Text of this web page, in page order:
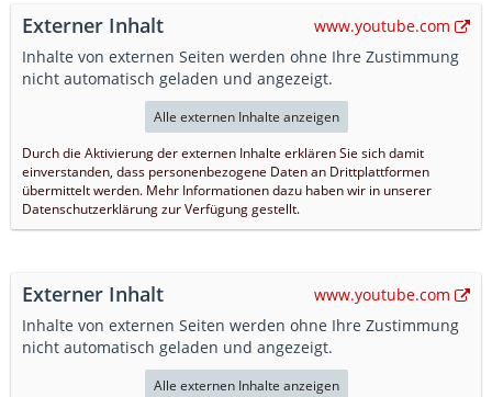
Externer Inhalt
www.youtube.com
Inhalte von externen Seiten werden ohne Ihre Zustimmung
nicht automatisch geladen und angezeigt.
Alle externen Inhalte anzeigen
Durch die Aktivierung der externen Inhalte erklären Sie sich damit
einverstanden, dass personenbezogene Daten an Drittplattformen
übermittelt werden. Mehr Informationen dazu haben wir in unserer
Datenschutzerklärung zur Verfügung gestellt.
Externer Inhalt
www.youtube.com
Inhalte von externen Seiten werden ohne Ihre Zustimmung
nicht automatisch geladen und angezeigt.
Alle externen Inhalte anzeigen